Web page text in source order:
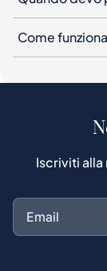
Come
Iscriviti alla